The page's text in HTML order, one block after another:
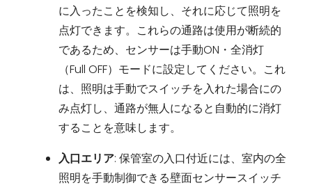
に入ったことを検知し、それに応じて照明を
点灯できます。これらの通路は使用が断続的
であるため、センサーは手動ON・全消灯
（Full OFF）モードに設定してください。これ
は、照明は手動でスイッチを入れた場合にの
み点灯し、通路が無人になると自動的に消灯
することを意味します。
入口エリア: 保管室の入口付近には、室内の全
照明を手動制御できる壁面センサースイッチ